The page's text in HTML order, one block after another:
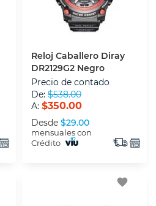
Reloj Caballero Diray
DR2129G2 Negro
Precio de contado
De: $538.00
A: $350.00
Desde $29.00
mensuales con
Crédito
favorite